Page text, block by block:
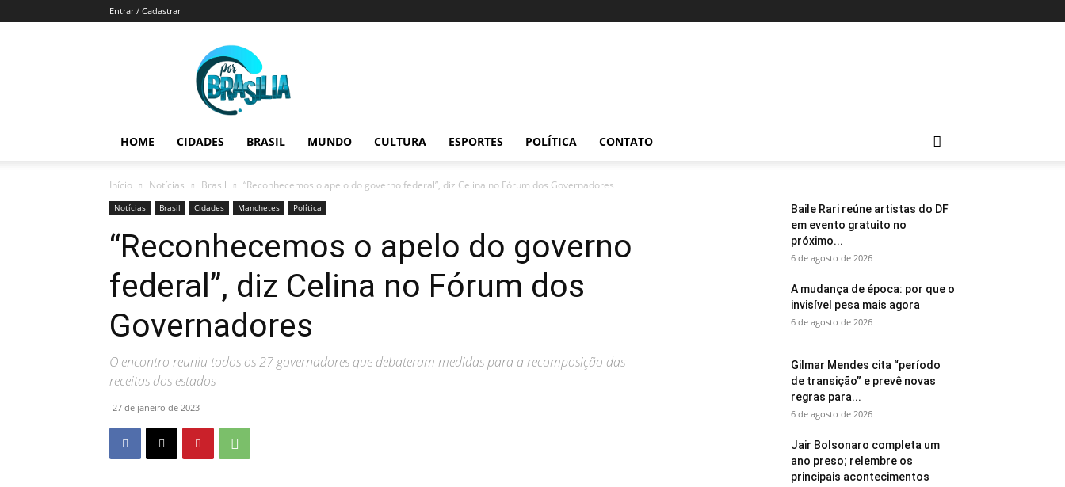
Entrar / Cadastrar
Por
Brasília
HOME CIDADES BRASIL MUNDO CULTURA ESPORTES POLÍTICA CONTATO
Início Notícias Brasil “Reconhecemos o apelo do governo federal”, diz Celina no Fórum dos Governadores
Notícias Brasil Cidades Manchetes Política
“Reconhecemos o apelo do governo
federal”, diz Celina no Fórum dos
Governadores
O encontro reuniu todos os 27 governadores que debateram medidas para a recomposição das
receitas dos estados
27 de janeiro de 2023
Baile Rari reúne artistas do DF
em evento gratuito no
próximo...
6 de agosto de 2026
A mudança de época: por que o
invisível pesa mais agora
6 de agosto de 2026
Gilmar Mendes cita “período
de transição” e prevê novas
regras para...
6 de agosto de 2026
Jair Bolsonaro completa um
ano preso; relembre os
principais acontecimentos